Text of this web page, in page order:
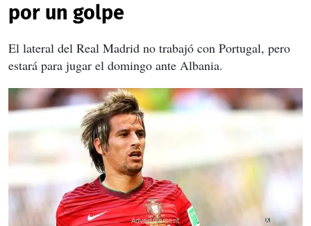
por un golpe
El lateral del Real Madrid no trabajó con Portugal, pero
estará para jugar el domingo ante Albania.
X